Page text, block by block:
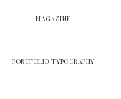
MAGAZINE
PORTFOLIO TYPOGRAPHY